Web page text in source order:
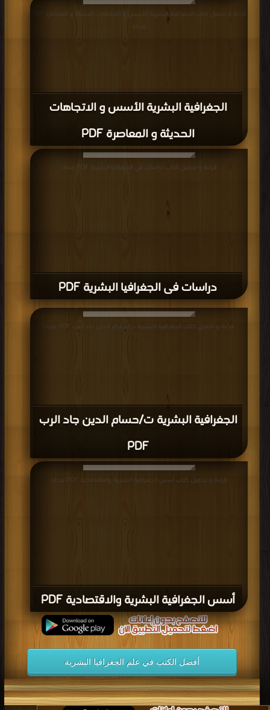
الجغرافية البشرية الأسس و الاتجاهات
الحديثة و المعاصرة PDF
مجانا
دراسات فى الجغرافيا البشرية PDF
قراءة و تحميل كتاب دراسات فى الجغرافيا البشرية PDF مجانا
الجغرافية البشرية ت/حسام الدين جاد الرب
PDF
قراءة و تحميل كتاب الجغرافية البشرية ت/حسام الدين جاد الرب PDF مجانا
أسس الجغرافية البشرية والاقتصادية PDF
قراءة و تحميل كتاب أسس الجغرافية البشرية والاقتصادية PDF مجانا
أفضل الكتب في علم الجغرافيا البشرية